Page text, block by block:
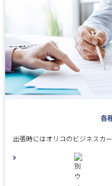
各
出張時にはオリコのビジネスカ